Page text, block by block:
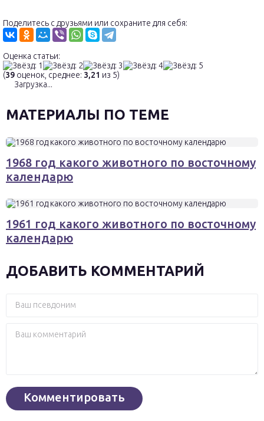
Поделитесь с друзьями или сохраните для себя:
Оценка статьи:
(39 оценок, среднее: 3,21 из 5)
Загрузка...
МАТЕРИАЛЫ ПО ТЕМЕ
1968 год какого животного по восточному
календарю
1961 год какого животного по восточному
календарю
ДОБАВИТЬ КОММЕНТАРИЙ